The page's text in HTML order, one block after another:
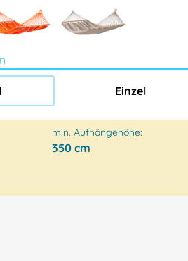
Einzel
min. Aufhängehöhe:
350 cm